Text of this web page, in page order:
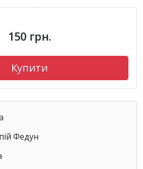
150 грн.
Купити
Федун